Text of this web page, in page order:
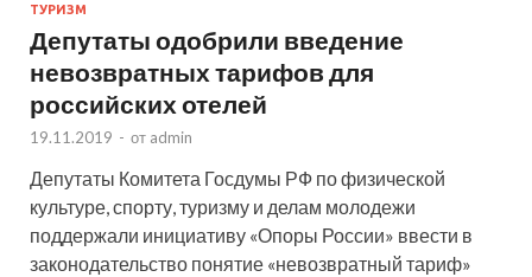
ТУРИЗМ
Депутаты одобрили введение
невозвратных тарифов для
российских отелей
19.11.2019 - от admin
Депутаты Комитета Госдумы РФ по физической
культуре, спорту, туризму и делам молодежи
поддержали инициативу «Опоры России» ввести в
законодательство понятие «невозвратный тариф»